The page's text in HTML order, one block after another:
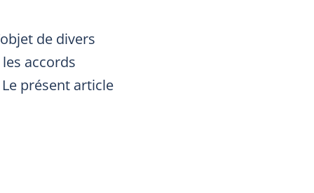
de divers
accords
présent article